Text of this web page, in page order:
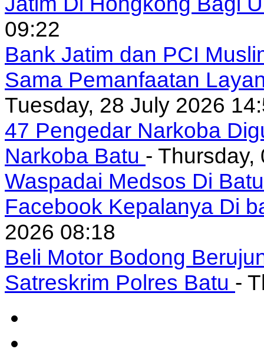
09:22
Bank Jatim dan PCI
Sama Pemanfaatan
Tuesday, 28 July 2026
47 Pengedar Narkoba
Narkoba Batu - Thursday,
Waspadai Medsos Di
Facebook Kepalanya Di
2026 08:18
Beli Motor Bodong
Satreskrim Polres Batu -